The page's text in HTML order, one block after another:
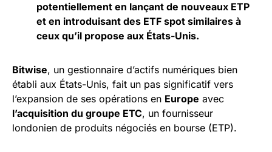
potentiellement en lançant de nouveaux ETP
et en introduisant des ETF spot similaires à
ceux qu’il propose aux États-Unis.
Bitwise, un gestionnaire d’actifs numériques bien
établi aux États-Unis, fait un pas significatif vers
l’expansion de ses opérations en Europe avec
l’acquisition du groupe ETC, un fournisseur
londonien de produits négociés en bourse (ETP).